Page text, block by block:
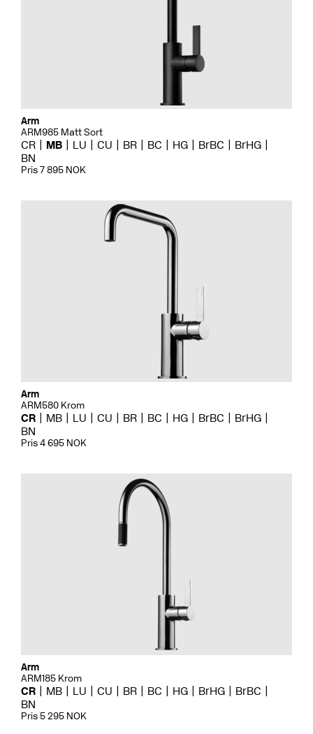
Arm
ARM985 Matt Sort
CR MB LU CU BR BC HG BrBC
BrHG
BN
Pris 7 895 NOK
Arm
ARM580 Krom
CR MB LU CU BR BC HG BrBC
BrHG
BN
Pris 4 695 NOK
Arm
ARM185 Krom
CR MB LU CU BR BC HG BrHG
BrBC
BN
Pris 5 295 NOK